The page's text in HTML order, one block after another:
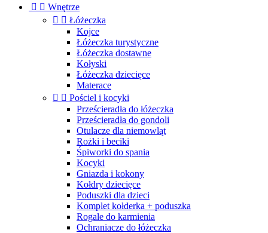
  Wnętrze
  Łóżeczka
Kojce
Łóżeczka turystyczne
Łóżeczka dostawne
Kołyski
Łóżeczka dziecięce
Materace
  Pościel i kocyki
Prześcieradła do łóżeczka
Prześcieradła do gondoli
Otulacze dla niemowląt
Rożki i beciki
Śpiworki do spania
Kocyki
Gniazda i kokony
Kołdry dziecięce
Poduszki dla dzieci
Komplet kołderka + poduszka
Rogale do karmienia
Ochraniacze do łóżeczka